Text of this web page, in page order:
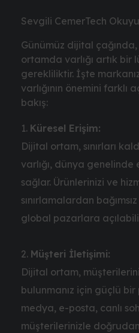
Sevgili CemerTech
Günümüz dijital çağında,
ortamda varlığı artık bir
gerekliliktir. İşte
varlığının önemini farklı
bakış:
Küresel Erişim:
Dijital ortam, sınırları
varlığı, dünya genelinde
sağlar. Ürünlerinizi ve
sınırlamalardan
global pazarlara
Müşteri İletişimi:
Dijital ortam,
bulunmanız için güçlü
medya, e-posta, canlı
müşterilerinizle